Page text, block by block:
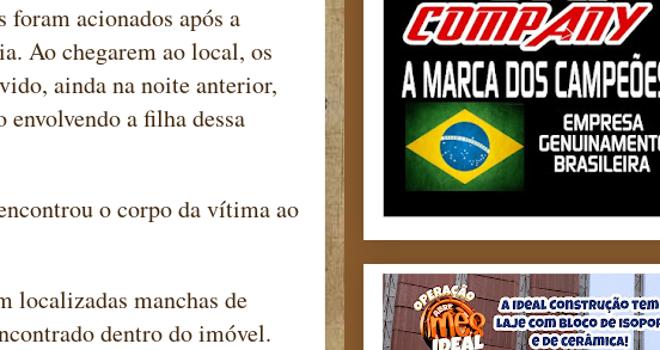
acionados após a
Ao chegarem ao local, os
ainda na noite anterior,
envolvendo a filha dessa
o corpo da vítima ao
localizadas manchas de
dentro do imóvel.